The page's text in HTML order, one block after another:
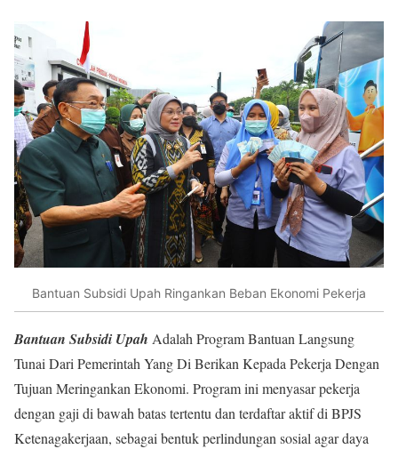
Bantuan Subsidi Upah Ringankan Beban Ekonomi Pekerja
Bantuan Subsidi Upah Adalah Program Bantuan Langsung
Tunai Dari Pemerintah Yang Di Berikan Kepada Pekerja Dengan
Tujuan Meringankan Ekonomi. Program ini menyasar pekerja
dengan gaji di bawah batas tertentu dan terdaftar aktif di BPJS
Ketenagakerjaan, sebagai bentuk perlindungan sosial agar daya